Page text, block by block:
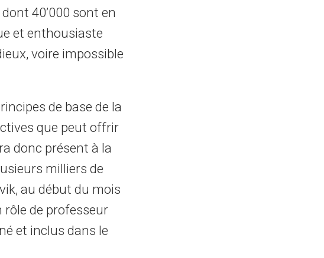
40’000 sont en
et enthousiaste
voire impossible
de base de la
que peut offrir
donc présent à la
milliers de
au début du mois
rôle de professeur
et inclus dans le